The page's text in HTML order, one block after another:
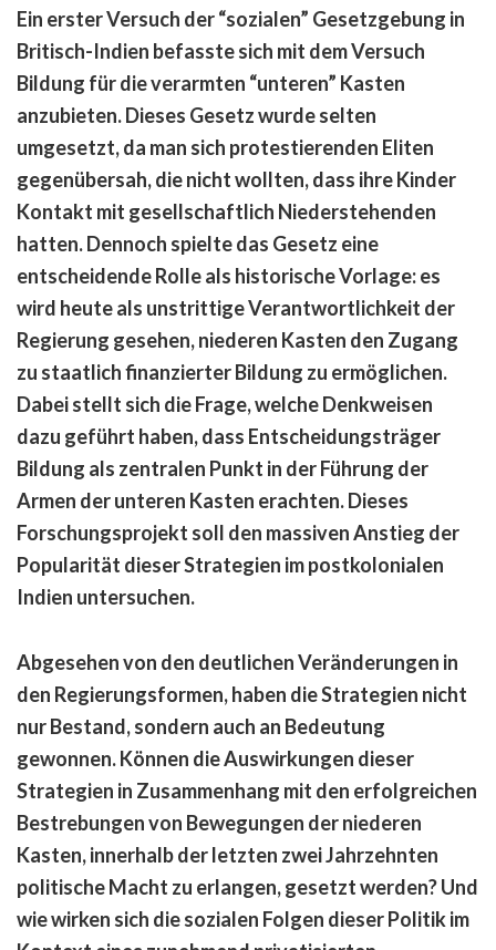
Ein erster Versuch der “sozialen” Gesetzgebung in
Britisch-Indien befasste sich mit dem Versuch
Bildung für die verarmten “unteren” Kasten
anzubieten. Dieses Gesetz wurde selten
umgesetzt, da man sich protestierenden Eliten
gegenübersah, die nicht wollten, dass ihre Kinder
Kontakt mit gesellschaftlich Niederstehenden
hatten. Dennoch spielte das Gesetz eine
entscheidende Rolle als historische Vorlage: es
wird heute als unstrittige Verantwortlichkeit der
Regierung gesehen, niederen Kasten den Zugang
zu staatlich finanzierter Bildung zu ermöglichen.
Dabei stellt sich die Frage, welche Denkweisen
dazu geführt haben, dass Entscheidungsträger
Bildung als zentralen Punkt in der Führung der
Armen der unteren Kasten erachten. Dieses
Forschungsprojekt soll den massiven Anstieg der
Popularität dieser Strategien im postkolonialen
Indien untersuchen.
Abgesehen von den deutlichen Veränderungen in
den Regierungsformen, haben die Strategien nicht
nur Bestand, sondern auch an Bedeutung
gewonnen. Können die Auswirkungen dieser
Strategien in Zusammenhang mit den erfolgreichen
Bestrebungen von Bewegungen der niederen
Kasten, innerhalb der letzten zwei Jahrzehnten
politische Macht zu erlangen, gesetzt werden? Und
wie wirken sich die sozialen Folgen dieser Politik im